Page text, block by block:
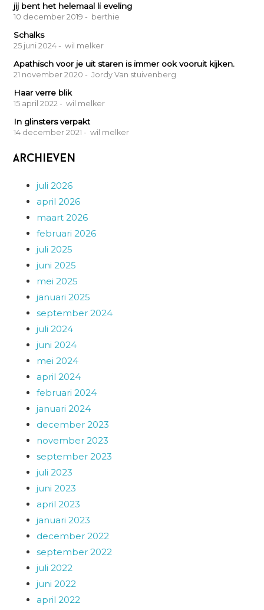
jij bent het helemaal li eveling
10 december 2019 - berthie
Schalks
25 juni 2024 - wil melker
Apathisch voor je uit staren is immer ook vooruit kijken.
21 november 2020 - Jordy Van stuivenberg
Haar verre blik
15 april 2022 - wil melker
In glinsters verpakt
14 december 2021 - wil melker
Archieven
juli 2026
april 2026
maart 2026
februari 2026
juli 2025
juni 2025
mei 2025
januari 2025
september 2024
juli 2024
juni 2024
mei 2024
april 2024
februari 2024
januari 2024
december 2023
november 2023
september 2023
juli 2023
juni 2023
april 2023
januari 2023
december 2022
september 2022
juli 2022
juni 2022
april 2022